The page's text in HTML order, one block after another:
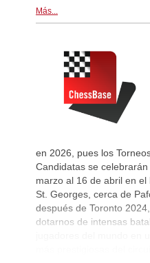
Más...
en 2026, pues los
Candidatas se
marzo al 16 de abril en
St. Georges, cerca de
después de Toronto
dotarnos de intensas